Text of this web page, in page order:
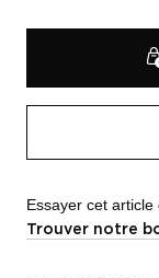
Essayer cet
Trouver notre